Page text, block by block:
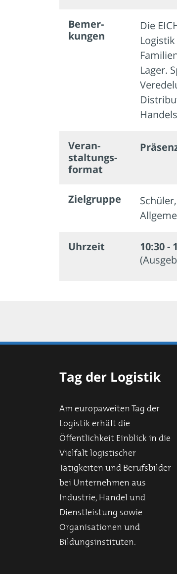
Bemer­
kungen
Die
Lager.
Veran­
staltungs­
format
Zielgruppe
Uhrzeit
10:30 -
Tag der Logistik
Am europaweiten Tag der
Logistik erhält die
Öffentlichkeit Einblick in die
Vielfalt logistischer
Tätigkeiten und Berufsbilder
bei Unternehmen aus
Industrie, Handel und
Dienstleistung sowie
Organisationen und
Bildungsinstituten.